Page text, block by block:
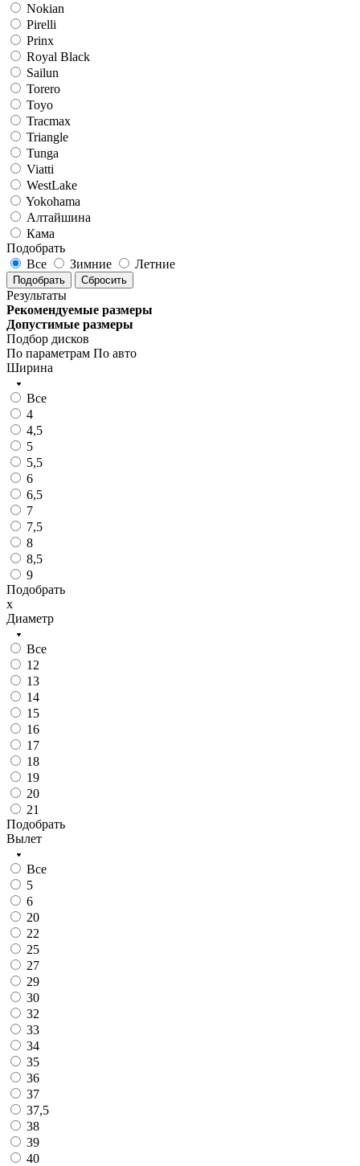
Nokian
Pirelli
Prinx
Royal Black
Sailun
Torero
Toyo
Tracmax
Triangle
Tunga
Viatti
WestLake
Yokohama
Алтайшина
Кама
Подобрать
Все
Зимние Летние
Подобрать Сбросить
Результаты
Рекомендуемые размеры
Допустимые размеры
Подбор дисков
По параметрам По авто
Ширина
Все
4
4,5
5
5,5
6
6,5
7
7,5
8
8,5
9
Подобрать
x
Диаметр
Все
12
13
14
15
16
17
18
19
20
21
Подобрать
Вылет
Все
5
6
20
22
25
27
29
30
32
33
34
35
36
37
37,5
38
39
40